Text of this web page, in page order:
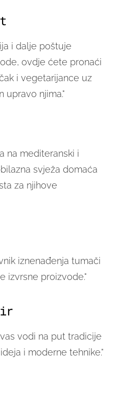
i dalje poštuje
ovdje ćete pronaći
i vegetarijance uz
upravo njima."
na mediteranski i
svježa domaća
za njihove
iznenađenja tumači
izvrsne proizvode."
vodi na put tradicije
i moderne tehnike."